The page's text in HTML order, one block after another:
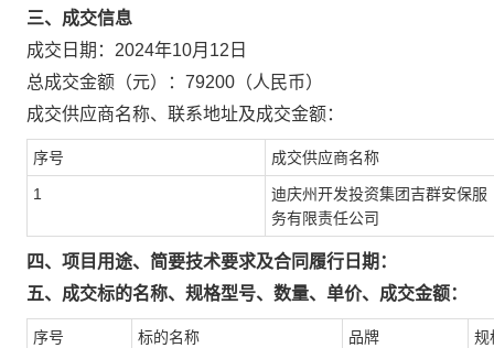
三、成交信息
成交日期： 2024年10月12日
总成交金额（元）： 79200 （人民币）
成交供应商名称、联系地址及成交金额：
序号 成交供应商名称
1
迪庆州开发投资集团吉群安保服
务有限责任公司
四、项目用途、简要技术要求及合同履行日期：
五、成交标的名称、规格型号、数量、单价、成交金额：
序号 标的名称 品牌 规